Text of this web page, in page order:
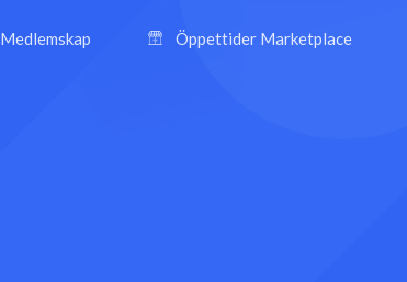
Medlemskap Öppettider Marketplace